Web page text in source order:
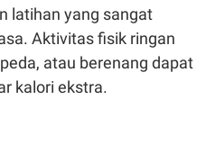
latihan yang sangat
Aktivitas fisik ringan
atau berenang dapat
kalori ekstra.